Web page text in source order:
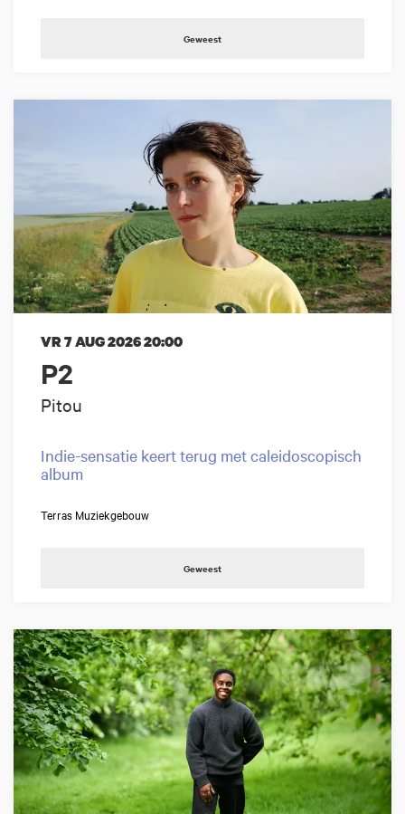
Geweest
P2
Pitou
VR 7 AUG 202620:00
Indie-sensatie keert terug met caleidoscopisch
album
Terras Muziekgebouw
Geweest